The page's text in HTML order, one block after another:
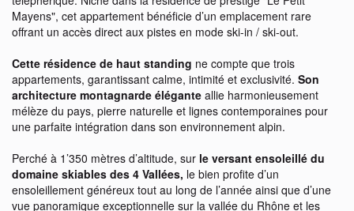
Mayens", cet appartement bénéficie d’un emplacement rare
offrant un accès direct aux pistes en mode ski-in / ski-out.
Cette résidence de haut standing ne compte que trois
appartements, garantissant calme, intimité et exclusivité. Son
architecture montagnarde élégante allie harmonieusement
mélèze du pays, pierre naturelle et lignes contemporaines pour
une parfaite intégration dans son environnement alpin.
Perché à 1’350 mètres d’altitude, sur le versant ensoleillé du
domaine skiables des 4 Vallées, le bien profite d’un
ensoleillement généreux tout au long de l’année ainsi que d’une
vue panoramique exceptionnelle sur la vallée du Rhône et les